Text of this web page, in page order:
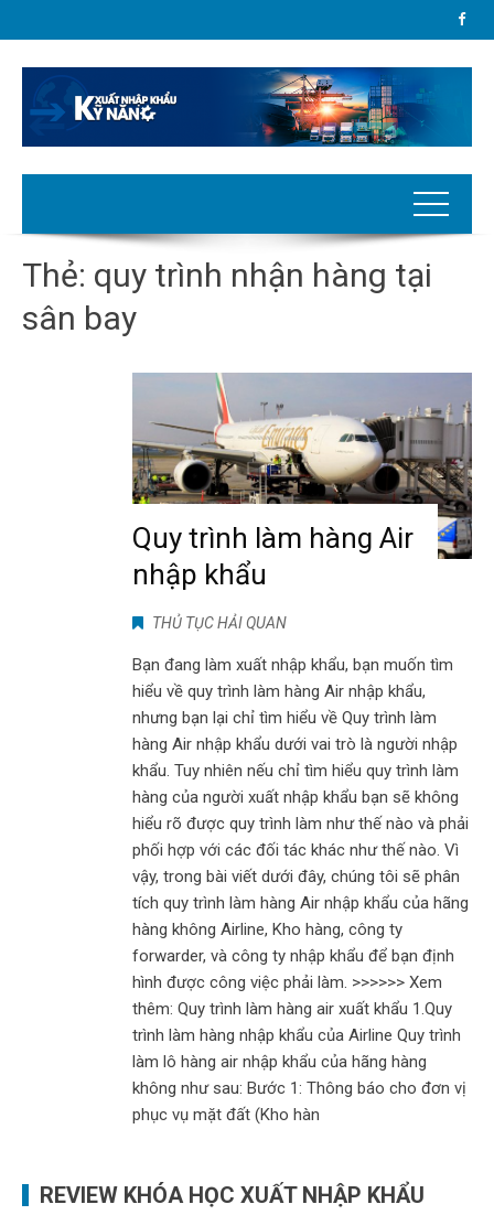
Thẻ: quy trình nhận hàng tại
sân bay
Quy trình làm hàng Air
nhập khẩu
THỦ TỤC HẢI QUAN
Bạn đang làm xuất nhập khẩu, bạn muốn tìm
hiểu về quy trình làm hàng Air nhập khẩu,
nhưng bạn lại chỉ tìm hiểu về Quy trình làm
hàng Air nhập khẩu dưới vai trò là người nhập
khẩu. Tuy nhiên nếu chỉ tìm hiểu quy trình làm
hàng của người xuất nhập khẩu bạn sẽ không
hiểu rõ được quy trình làm như thế nào và phải
phối hợp với các đối tác khác như thế nào. Vì
vậy, trong bài viết dưới đây, chúng tôi sẽ phân
tích quy trình làm hàng Air nhập khẩu của hãng
hàng không Airline, Kho hàng, công ty
forwarder, và công ty nhập khẩu để bạn định
hình được công việc phải làm. >>>>>> Xem
thêm: Quy trình làm hàng air xuất khẩu 1.Quy
trình làm hàng nhập khẩu của Airline Quy trình
làm lô hàng air nhập khẩu của hãng hàng
không như sau: Bước 1: Thông báo cho đơn vị
phục vụ mặt đất (Kho hàn
REVIEW KHÓA HỌC XUẤT NHẬP KHẨU